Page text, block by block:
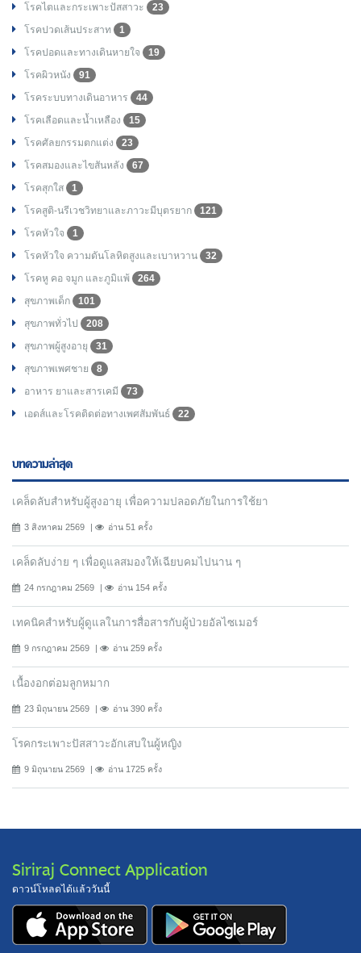
โรคไตและกระเพาะปัสสาวะ
23
โรคปวดเส้นประสาท
1
โรคปอดและทางเดินหายใจ
19
โรคผิวหนัง
91
โรคระบบทางเดินอาหาร
44
โรคเลือดและน้ำเหลือง
15
โรคศัลยกรรมตกแต่ง
23
โรคสมองและไขสันหลัง
67
โรคสุกใส
1
โรคสูติ-นรีเวชวิทยาและภาวะมีบุตรยาก
121
โรคหัวใจ
1
โรคหัวใจ ความดันโลหิตสูงและเบาหวาน
32
โรคหู คอ จมูก และภูมิแพ้
264
สุขภาพเด็ก
101
สุขภาพทั่วไป
208
สุขภาพผู้สูงอายุ
31
สุขภาพเพศชาย
8
อาหาร ยาและสารเคมี
73
เอดส์และโรคติดต่อทางเพศสัมพันธ์
22
บทความล่าสุด
เคล็ดลับสำหรับผู้สูงอายุ เพื่อความปลอดภัยในการใช้ยา
3 สิงหาคม 2569 อ่าน 51 ครั้ง
เคล็ดลับง่าย ๆ เพื่อดูแลสมองให้เฉียบคมไปนาน ๆ
24 กรกฎาคม 2569 อ่าน 154 ครั้ง
เทคนิคสำหรับผู้ดูแลในการสื่อสารกับผู้ป่วยอัลไซเมอร์
9 กรกฎาคม 2569 อ่าน 259 ครั้ง
เนื้องอกต่อมลูกหมาก
23 มิถุนายน 2569 อ่าน 390 ครั้ง
โรคกระเพาะปัสสาวะอักเสบในผู้หญิง
9 มิถุนายน 2569 อ่าน 1725 ครั้ง
Siriraj Connect Application
ดาวน์โหลดได้แล้ววันนี้